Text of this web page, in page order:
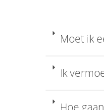
Moet ik
Ik
Hoe